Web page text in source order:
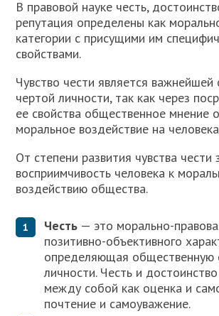
В правовой науке честь,
репутация определены как
категории с присущими им
свойствами.
Чувство чести является важнейшей
чертой личности, так как через
ее свойства общественное мнение
моральное воздействие на
От степени развития чувства чести
восприимчивость человека к
воздействию общества.
Честь — это морально-
позитивно-объективного
определяющая общественную
личности. Честь и
между собой как оценка и
почтение и самоуважение.